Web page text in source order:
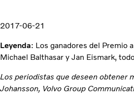
2017-06-21
Leyenda: Los ganadores del Premio
Michael Balthasar y Jan Eismark,
Los periodistas que deseen obtener
Johansson, Volvo Group